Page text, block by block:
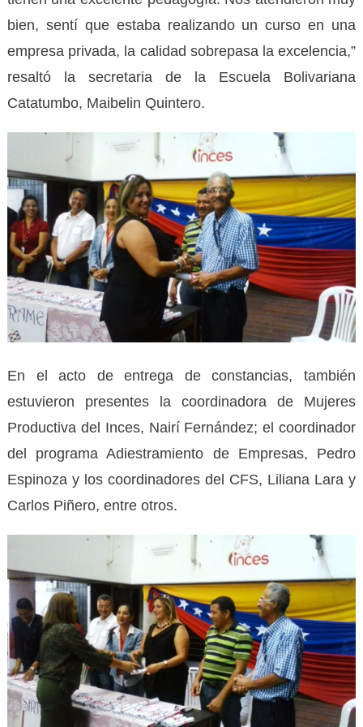
bien, sentí que estaba realizando un curso en una
empresa privada, la calidad sobrepasa la excelencia,”
resaltó la secretaria de la Escuela Bolivariana
Catatumbo, Maibelin Quintero.
En el acto de entrega de constancias, también
estuvieron presentes la coordinadora de Mujeres
Productiva del Inces, Nairí Fernández; el coordinador
del programa Adiestramiento de Empresas, Pedro
Espinoza y los coordinadores del CFS, Liliana Lara y
Carlos Piñero, entre otros.